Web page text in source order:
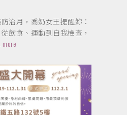
治月，喬奶女王提醒妳：
飲食、運動到自我檢查，
more